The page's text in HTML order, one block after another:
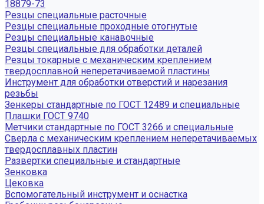
18879-73
Резцы специальные расточные
Резцы специальные проходные отогнутые
Резцы специальные канавочные
Резцы специальные для обработки деталей
Резцы токарные с механическим креплением
твердосплавной неперетачиваемой пластины
Инструмент для обработки отверстий и нарезания
резьбы
Зенкеры стандартные по ГОСТ 12489 и специальные
Плашки ГОСТ 9740
Метчики стандартные по ГОСТ 3266 и специальные
Сверла с механическим креплением неперетачиваемых
твердосплавных пластин
Развертки специальные и стандартные
Зенковка
Цековка
Вспомогательный инструмент и оснастка